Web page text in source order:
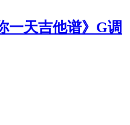
一天吉他谱》G调